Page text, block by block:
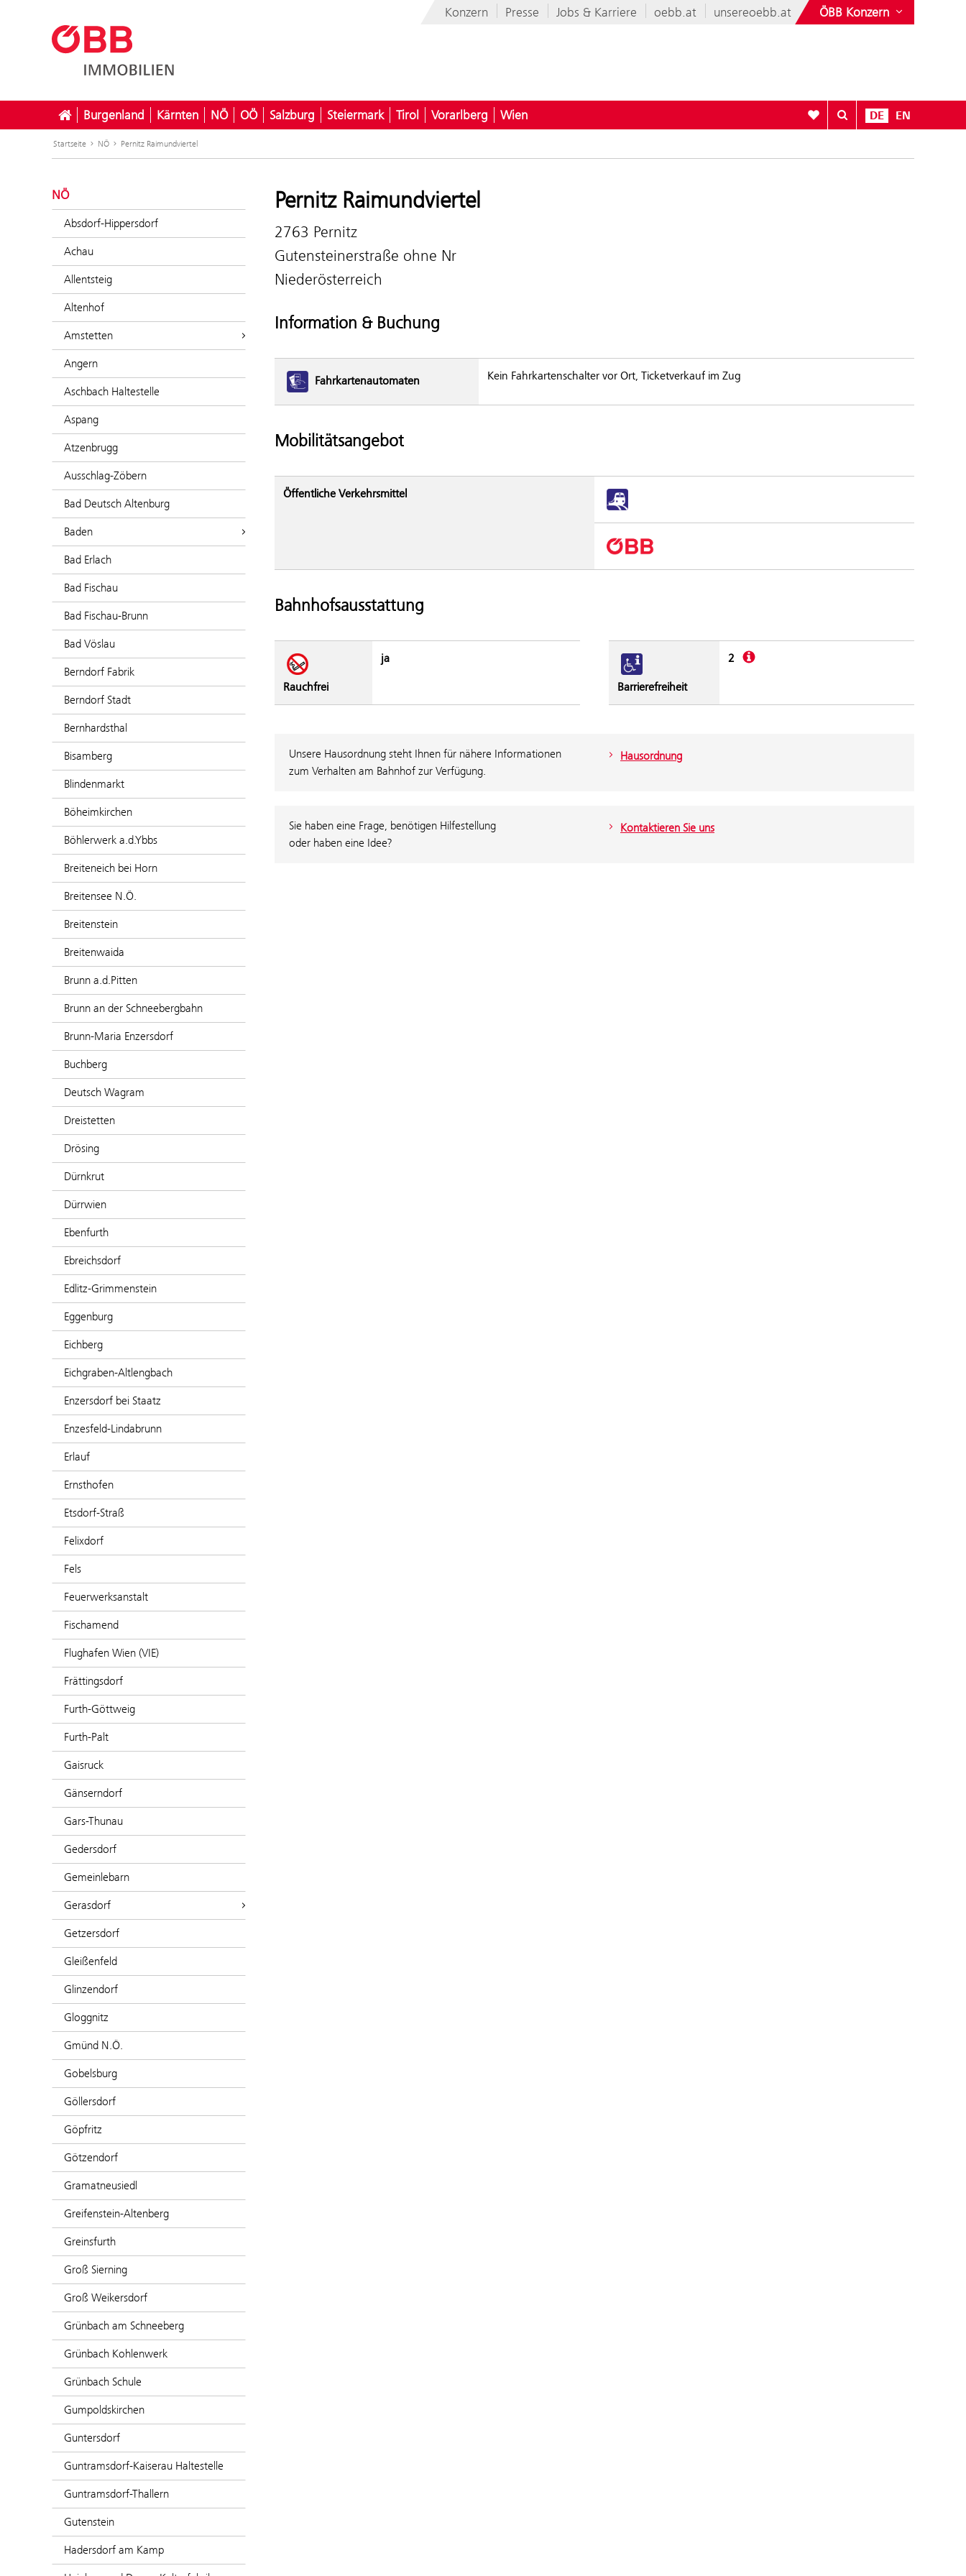
Konzern Presse Jobs & Karriere oebb.at unsereoebb.at ÖBB Konzern
Burgenland Kärnten NÖ OÖ Salzburg Steiermark Tirol Vorarlberg Wien Zur Favoritenliste
DE EN
Startseite NÖ Pernitz Raimundviertel
NÖ
Absdorf-Hippersdorf
Achau
Allentsteig
Altenhof
Amstetten
Angern
Aschbach Haltestelle
Aspang
Atzenbrugg
Ausschlag-Zöbern
Bad Deutsch Altenburg
Baden
Bad Erlach
Bad Fischau
Bad Fischau-Brunn
Bad Vöslau
Berndorf Fabrik
Berndorf Stadt
Bernhardsthal
Bisamberg
Blindenmarkt
Böheimkirchen
Böhlerwerk a.d.Ybbs
Breiteneich bei Horn
Breitensee N.Ö.
Breitenstein
Breitenwaida
Brunn a.d.Pitten
Brunn an der Schneebergbahn
Brunn-Maria Enzersdorf
Buchberg
Deutsch Wagram
Dreistetten
Drösing
Dürnkrut
Dürrwien
Ebenfurth
Ebreichsdorf
Edlitz-Grimmenstein
Eggenburg
Eichberg
Eichgraben-Altlengbach
Enzersdorf bei Staatz
Enzesfeld-Lindabrunn
Erlauf
Ernsthofen
Etsdorf-Straß
Felixdorf
Fels
Feuerwerksanstalt
Fischamend
Flughafen Wien (VIE)
Frättingsdorf
Furth-Göttweig
Furth-Palt
Gaisruck
Gänserndorf
Gars-Thunau
Gedersdorf
Gemeinlebarn
Gerasdorf
Getzersdorf
Gleißenfeld
Glinzendorf
Gloggnitz
Gmünd N.Ö.
Gobelsburg
Göllersdorf
Göpfritz
Götzendorf
Gramatneusiedl
Greifenstein-Altenberg
Greinsfurth
Groß Sierning
Groß Weikersdorf
Grünbach am Schneeberg
Grünbach Kohlenwerk
Grünbach Schule
Gumpoldskirchen
Guntersdorf
Guntramsdorf-Kaiserau Haltestelle
Guntramsdorf-Thallern
Gutenstein
Hadersdorf am Kamp
Pernitz Raimundviertel
2763 Pernitz
Gutensteinerstraße ohne Nr
Niederösterreich
Information & Buchung
Fahrkarten­automaten Kein Fahrkartenschalter vor Ort, Ticketverkauf im Zug
Mobilitätsangebot
Öffentliche Verkehrsmittel
Bahnhofsausstattung
Rauchfrei
ja
Barrierefreiheit
2 Beschreibung
Unsere Hausordnung steht Ihnen für nähere Informationen
zum Verhalten am Bahnhof zur Verfügung.
Hausordnung
Sie haben eine Frage, benötigen Hilfestellung
oder haben eine Idee?
Kontaktieren Sie uns